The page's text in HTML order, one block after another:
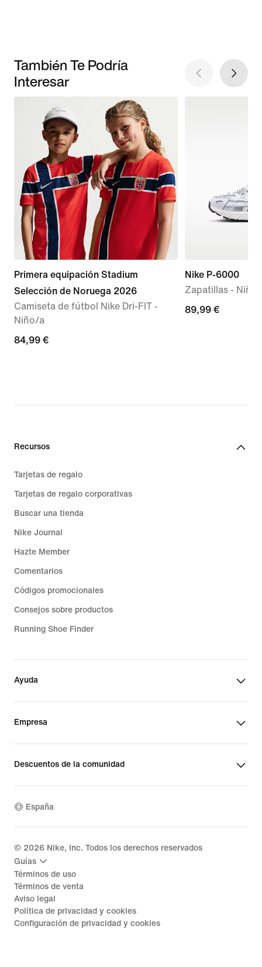
También Te Podría
Interesar
Primera equipación Stadium
Selección de Noruega 2026
Camiseta de fútbol Nike Dri-FIT -
Niño/a
84,99 €
84,99 €
Nike P-6000
Zapatillas -
89,99 €
89,99 €
Recursos
Tarjetas de regalo
Tarjetas de regalo corporativas
Buscar una tienda
Nike Journal
Hazte Member
Comentarios
Códigos promocionales
Consejos sobre productos
Running Shoe Finder
Ayuda
Empresa
Descuentos de la comunidad
España
© 2026 Nike, Inc. Todos los derechos reservados
Guías
Términos de uso
Términos de venta
Aviso legal
Política de privacidad y cookies
Configuración de privacidad y cookies